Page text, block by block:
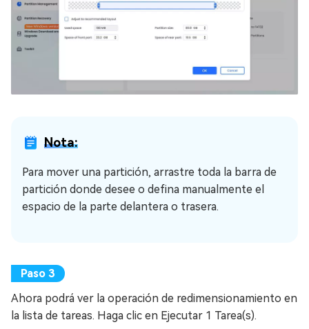
Nota:
Para mover una partición, arrastre toda la barra de
partición donde desee o defina manualmente el
espacio de la parte delantera o trasera.
Ahora podrá ver la operación de redimensionamiento en
la lista de tareas. Haga clic en Ejecutar 1 Tarea(s).